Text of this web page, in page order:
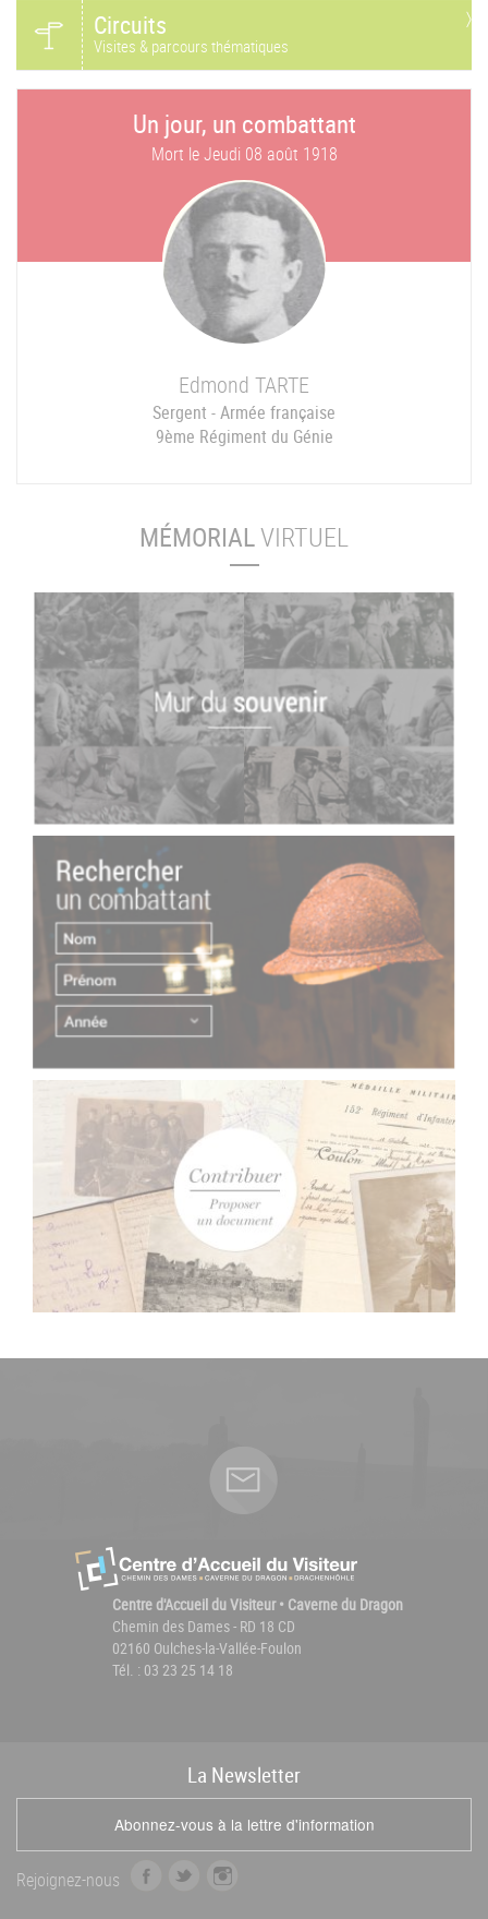
Circuits
Visites & parcours thématiques
Un jour, un combattant
Mort leJeudi 08 août 1918
Edmond TARTE
Sergent - Armée française
9ème Régiment du Génie
MÉMORIALVIRTUEL
Centre d'Accueil du Visiteur • Caverne du Dragon
Chemin des Dames - RD 18 CD
02160 Oulches-la-Vallée-Foulon
Tél. : 03 23 25 14 18
La Newsletter
Abonnez-vous à la lettre d'information
Rejoignez-nous